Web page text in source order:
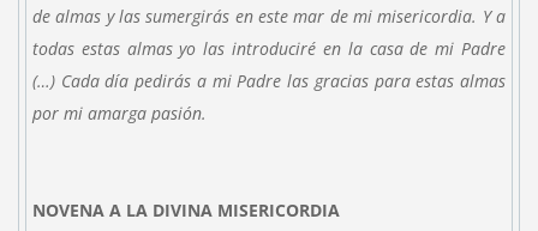
de almas y las sumergirás en este mar de mi misericordia. Y a
todas estas almas yo las introduciré en la casa de mi Padre
(…) Cada día pedirás a mi Padre las gracias para estas almas
por mi amarga pasión.
NOVENA A LA DIVINA MISERICORDIA